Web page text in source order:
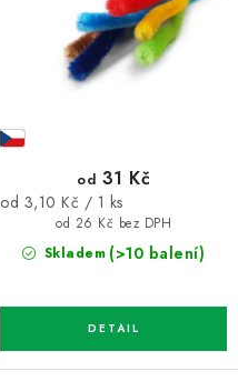
Skladem (>10 balení)
od 26 Kč bez DPH
od 31 Kč
Měrná
od 3,10 Kč / 1 ks